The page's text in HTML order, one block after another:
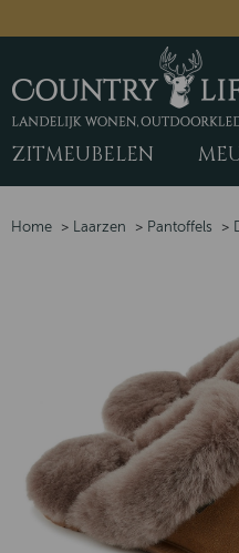
ZITMEUBELEN
Home > Laarzen > Pantoffels >